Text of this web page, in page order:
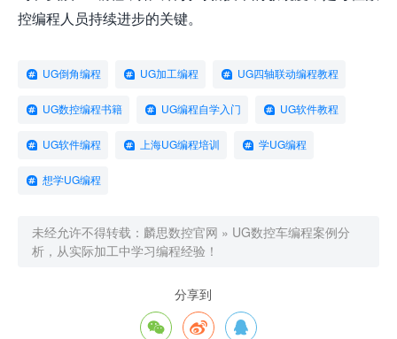
控编程人员持续进步的关键。
UG倒角编程 UG加工编程 UG四轴联动编程教程
UG数控编程书籍 UG编程自学入门 UG软件教程
UG软件编程 上海UG编程培训 学UG编程
想学UG编程
未经允许不得转载： 麟思数控官网 » UG数控车编程案例分
析，从实际加工中学习编程经验！
分享到
  